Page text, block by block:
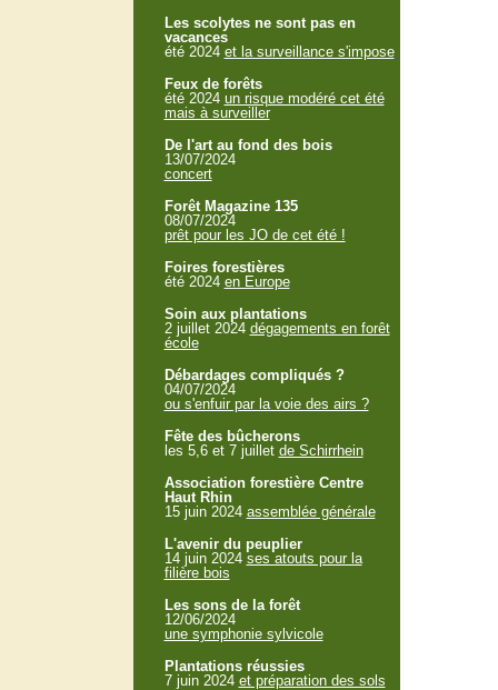
Les scolytes ne sont pas en
vacances
été 2024 et la surveillance s'impose
Feux de forêts
été 2024 un risque modéré cet été
mais à surveiller
De l'art au fond des bois
13/07/2024
concert
Forêt Magazine 135
08/07/2024
prêt pour les JO de cet été !
Foires forestières
été 2024 en Europe
Soin aux plantations
2 juillet 2024 dégagements en forêt
école
Débardages compliqués ?
04/07/2024
ou s'enfuir par la voie des airs ?
Fête des bûcherons
les 5,6 et 7 juillet de Schirrhein
Association forestière Centre
Haut Rhin
15 juin 2024 assemblée générale
L'avenir du peuplier
14 juin 2024 ses atouts pour la
filière bois
Les sons de la forêt
12/06/2024
une symphonie sylvicole
Plantations réussies
7 juin 2024 et préparation des sols